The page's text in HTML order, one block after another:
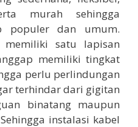
murah sehingga
populer dan umum.
memiliki satu lapisan
memiliki tingkat
perlu perlindungan
terhindar dari gigitan
binatang maupun
instalasi kabel